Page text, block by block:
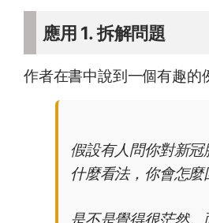
應用 1. 拆解問題
作者在書中說到一個有趣的
假設有人問你對新
什麼看法，你會怎麼
是不是覺得很茫然